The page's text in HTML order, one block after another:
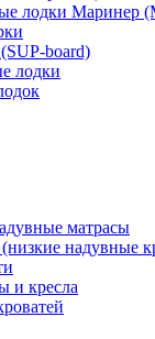
лодки Маринер
board)
лодки
матрасы
надувные
и кресла